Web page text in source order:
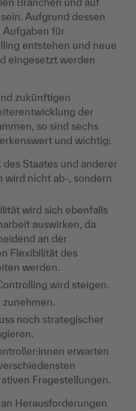
Aufgrund dessen
Aufgaben für
entstehen und neue
eingesetzt werden
zukünftigen
der
so sind sechs
und wichtig:
Staates und anderer
nicht ab-, sondern
wird sich ebenfalls
auswirken, da
an der
Flexibilität des
werden.
wird steigen.
zunehmen.
noch strategischer
erwarten
Fragestellungen.
Herausforderungen